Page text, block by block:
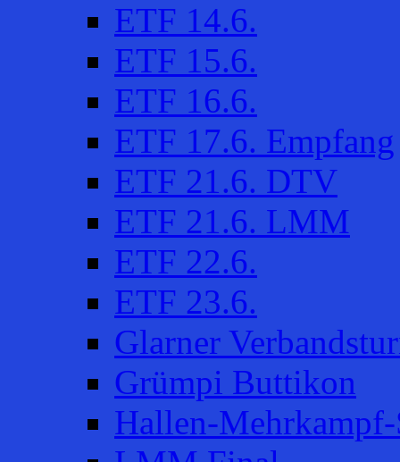
ETF 14.6.
ETF 15.6.
ETF 16.6.
ETF 17.6. Empfang
ETF 21.6. DTV
ETF 21.6. LMM
ETF 22.6.
ETF 23.6.
Glarner
Grümpi Buttikon
Hallen-